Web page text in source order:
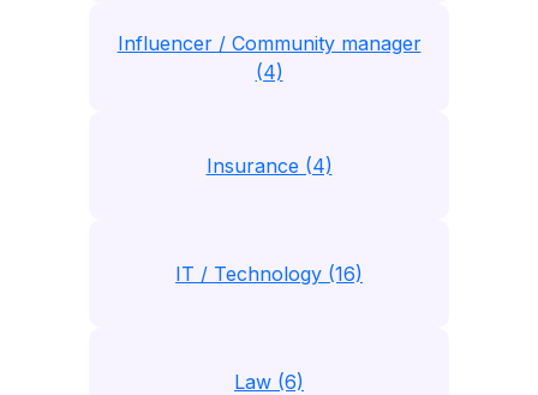
Influencer / Community manager
(4)
Insurance (4)
IT / Technology (16)
Law (6)